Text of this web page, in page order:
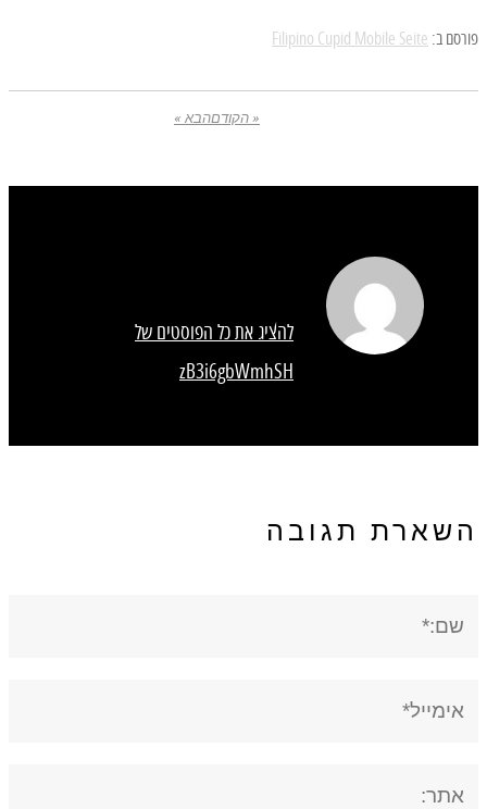
פורסם ב: Filipino Cupid Mobile Seite
« הקודםהבא »
להציג את כל הפוסטים של
zB3i6gbWmhSH
השארת תגובה